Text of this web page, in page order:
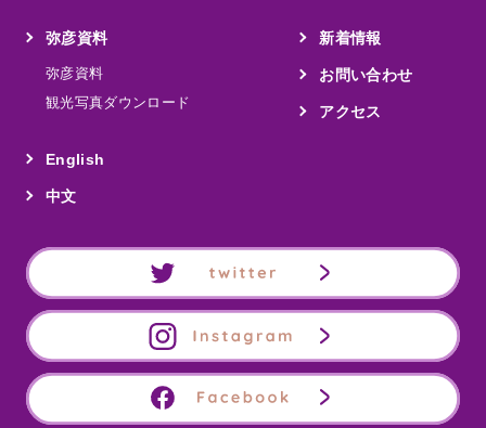
弥彦資料
弥彦資料
観光写真ダウンロード
新着情報
お問い合わせ
アクセス
English
中文